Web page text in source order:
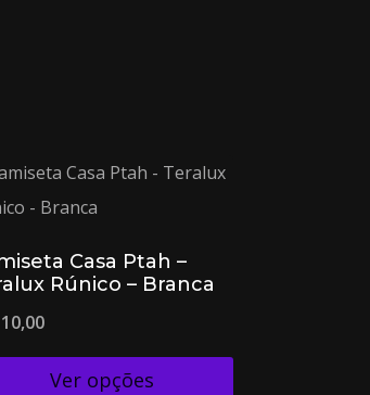
Casa Ptah –
Rúnico – Branca
Ver opções